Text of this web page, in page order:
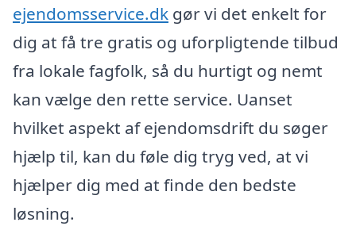
ejendomsservice.dk gør vi det enkelt for
dig at få tre gratis og uforpligtende tilbud
fra lokale fagfolk, så du hurtigt og nemt
kan vælge den rette service. Uanset
hvilket aspekt af ejendomsdrift du søger
hjælp til, kan du føle dig tryg ved, at vi
hjælper dig med at finde den bedste
løsning.